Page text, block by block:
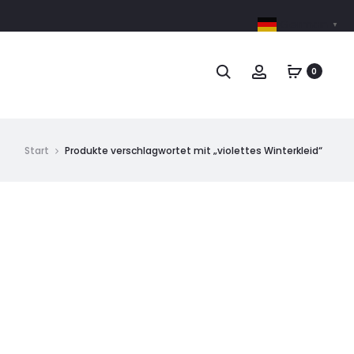
0
Start Produkte verschlagwortet mit „violettes Winterkleid“
▼